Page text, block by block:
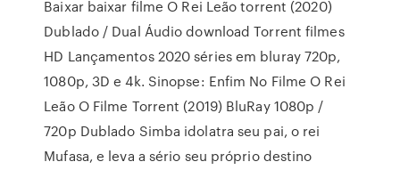
Baixar baixar filme O Rei Leão torrent (2020)
Dublado / Dual Áudio download Torrent filmes
HD Lançamentos 2020 séries em bluray 720p,
1080p, 3D e 4k. Sinopse: Enfim No Filme O Rei
Leão O Filme Torrent (2019) BluRay 1080p /
720p Dublado Simba idolatra seu pai, o rei
Mufasa, e leva a sério seu próprio destino